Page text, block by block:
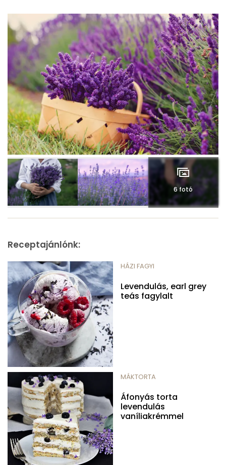
6 fotó
Receptajánlónk:
HÁZI FAGYI
Levendulás, earl grey
teás fagylalt
MÁKTORTA
Áfonyás torta
levendulás
vaníliakrémmel